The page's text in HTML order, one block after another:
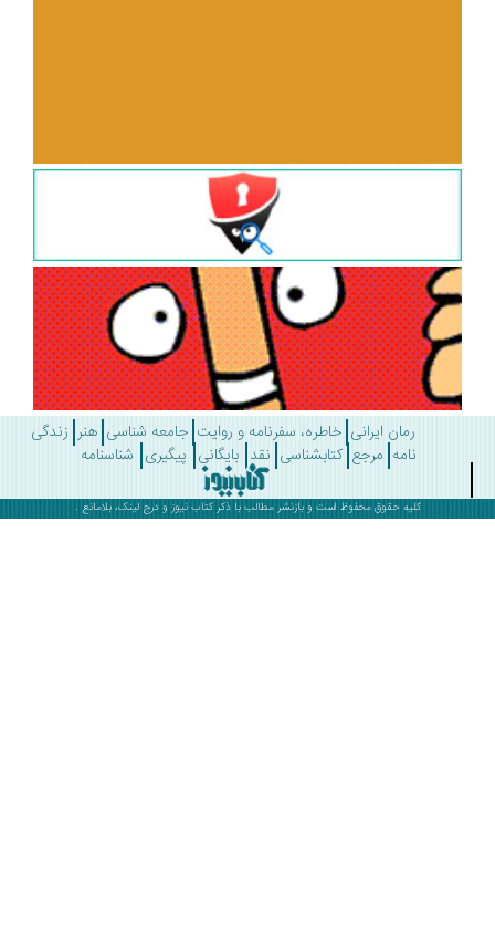
رمان ایرانی خاطره، سفرنامه و روایت جامعه شناسی هنر زندگی
مرجع کتابشناسی نقد بایگانی پیگیری شناسنامه
کلیه حقوق محفوظ است و بازنشر مطالب با ذکرکتاب نیوز و درج لینک، بلامانع .